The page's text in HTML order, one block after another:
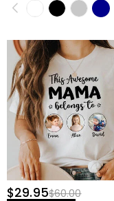
$29.95$60.00